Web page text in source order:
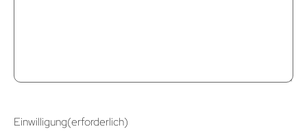
Einwilligung(erforderlich)